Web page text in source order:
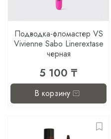
Подводка-фломастер VS
Vivienne Sabo Linerextase
черная
5 100 ₸
В корзину